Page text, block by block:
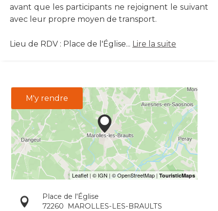
avant que les participants ne rejoignent le suivant
avec leur propre moyen de transport.
Lieu de RDV : Place de l'Église... Lire la suite
M'y rendre
Place de l'Église
72260
MAROLLES-LES-BRAULTS